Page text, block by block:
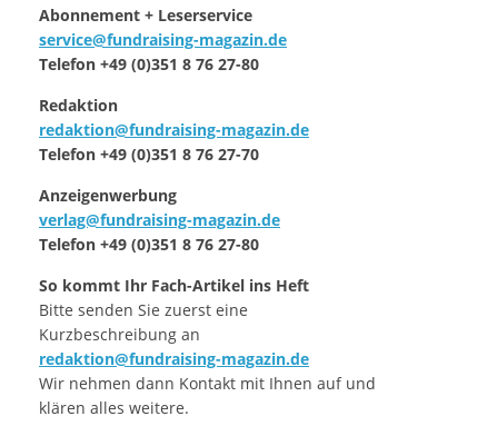
Abonnement + Leserservice
service@fundraising-magazin.de
Telefon +49 (0)351 8 76 27-80
Redaktion
redaktion@fundraising-magazin.de
Telefon +49 (0)351 8 76 27-70
Anzeigenwerbung
verlag@fundraising-magazin.de
Telefon +49 (0)351 8 76 27-80
So kommt Ihr Fach-Artikel ins Heft
Bitte senden Sie zuerst eine
Kurzbeschreibung an
redaktion@fundraising-magazin.de
Wir nehmen dann Kontakt mit Ihnen auf und
klären alles weitere.